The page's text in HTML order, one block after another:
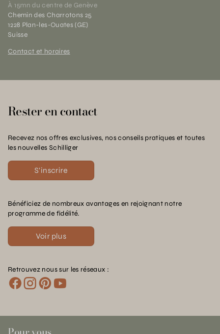
À 15mn du centre de Genève
Chemin des Charrotons 25
1228 Plan-les-Ouates (GE)
Suisse
Contact et horaires
Rester en contact
Recevez nos offres exclusives, nos conseils pratiques et toutes
les nouvelles Schilliger
S'inscrire
Bénéficiez de nombreux avantages en rejoignant notre
programme de fidélité.
Voir plus
Retrouvez nous sur les réseaux :